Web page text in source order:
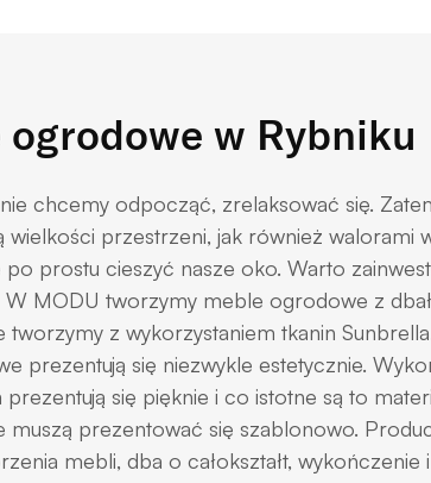
w Rybniku
chcemy odpocząć, zrelaksować się.
przestrzeni, jak również walorami
prostu cieszyć nasze oko. Warto
W MODU tworzymy meble ogrodowe z
z wykorzystaniem tkanin
prezentują się niezwykle estetycznie.
się pięknie i co istotne są to
prezentować się szablonowo.
mebli, dba o całokształt, wykończenie